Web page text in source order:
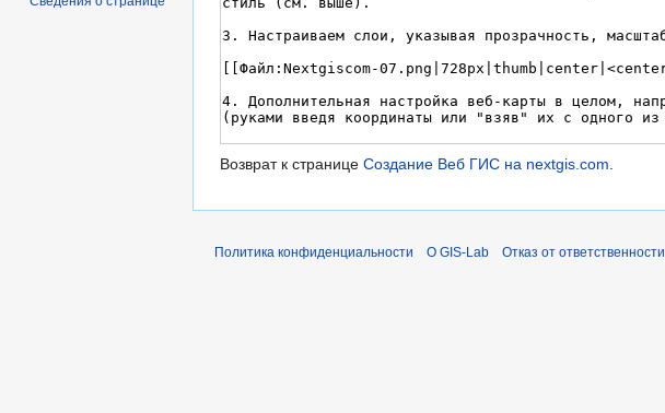
Возврат к странице Создание Веб ГИС на nextgis.com.
Политика конфиденциальности О GIS-Lab Отказ от ответственности